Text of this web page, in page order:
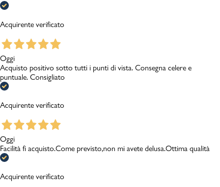
Acquirente verificato
Oggi
Acquisto positivo sotto tutti i punti di vista. Consegna celere e
puntuale. Consigliato
Acquirente verificato
Oggi
Facilità fi acquisto.Come previsto,non mi avete delusa.Ottima qualità
Acquirente verificato